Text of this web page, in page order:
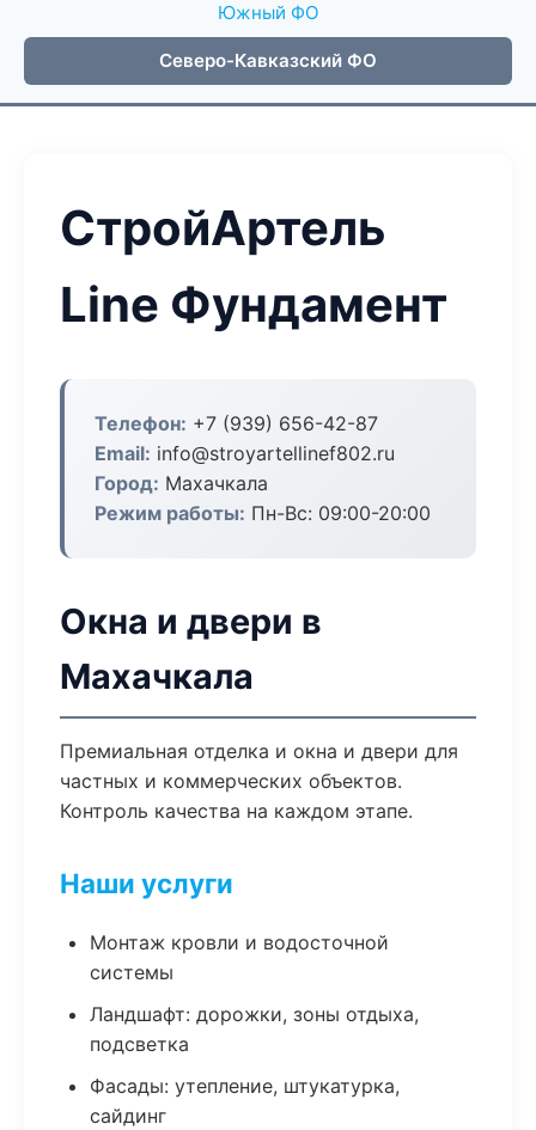
Южный ФО
Северо-Кавказский ФО
СтройАртель
Line Фундамент
Телефон: +7 (939) 656-42-87
Email: info@stroyartellinef802.ru
Город: Махачкала
Режим работы: Пн-Вс: 09:00-20:00
Окна и двери в
Махачкала
Премиальная отделка и окна и двери для
частных и коммерческих объектов.
Контроль качества на каждом этапе.
Наши услуги
Монтаж кровли и водосточной
системы
Ландшафт: дорожки, зоны отдыха,
подсветка
Фасады: утепление, штукатурка,
сайдинг